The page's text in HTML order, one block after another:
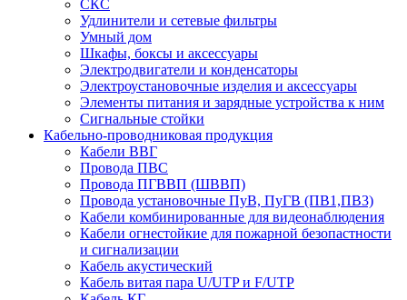
СКС
Удлинители и сетевые фильтры
Умный дом
Шкафы, боксы и аксессуары
Электродвигатели и конденсаторы
Электроустановочные изделия и аксессуары
Элементы питания и зарядные устройства к ним
Сигнальные стойки
Кабельно-проводниковая продукция
Кабели ВВГ
Провода ПВС
Провода ПГВВП (ШВВП)
Провода установочные ПуВ, ПуГВ (ПВ1,ПВ3)
Кабели комбинированные для видеонаблюдения
Кабели огнестойкие для пожарной безопастности
и сигнализации
Кабель акустический
Кабель витая пара U/UTP и F/UTP